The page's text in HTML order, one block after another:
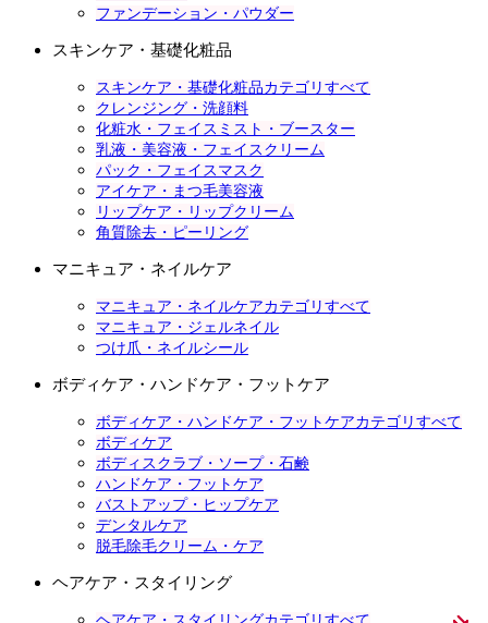
ファンデーション・パウダー
スキンケア・基礎化粧品
スキンケア・基礎化粧品カテゴリすべて
クレンジング・洗顔料
化粧水・フェイスミスト・ブースター
乳液・美容液・フェイスクリーム
パック・フェイスマスク
アイケア・まつ毛美容液
リップケア・リップクリーム
角質除去・ピーリング
マニキュア・ネイルケア
マニキュア・ネイルケアカテゴリすべて
マニキュア・ジェルネイル
つけ爪・ネイルシール
ボディケア・ハンドケア・フットケア
ボディケア・ハンドケア・フットケアカテゴリすべて
ボディケア
ボディスクラブ・ソープ・石鹸
ハンドケア・フットケア
バストアップ・ヒップケア
デンタルケア
脱毛除毛クリーム・ケア
ヘアケア・スタイリング